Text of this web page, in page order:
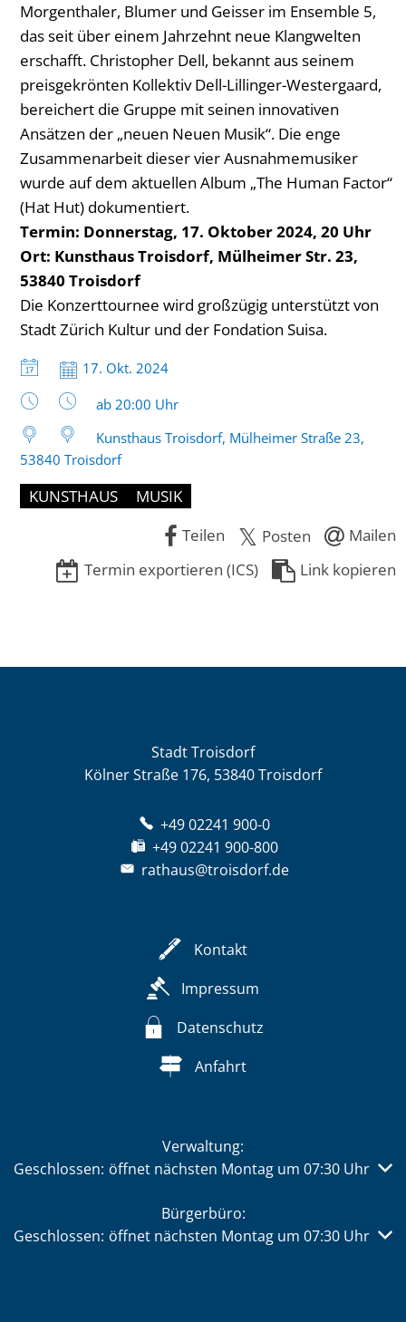
Morgenthaler, Blumer und Geisser im Ensemble 5,
das seit über einem Jahrzehnt neue Klangwelten
erschafft. Christopher Dell, bekannt aus seinem
preisgekrönten Kollektiv Dell-Lillinger-Westergaard,
bereichert die Gruppe mit seinen innovativen
Ansätzen der „neuen Neuen Musik“. Die enge
Zusammenarbeit dieser vier Ausnahmemusiker
wurde auf dem aktuellen Album „The Human Factor“
(Hat Hut) dokumentiert.
Termin: Donnerstag, 17. Oktober 2024, 20 Uhr
Ort: Kunsthaus Troisdorf, Mülheimer Str. 23,
53840 Troisdorf
Die Konzerttournee wird großzügig unterstützt von
Stadt Zürich Kultur und der Fondation Suisa.
Datum:
17. Okt. 2024
Uhrzeit:
ab 20:00 Uhr
Kunsthaus Troisdorf, Mülheimer Straße 23,
53840 Troisdorf
KUNSTHAUS
MUSIK
Teilen
Posten
Mailen
Termin exportieren (ICS)
Link kopieren
Stadt Troisdorf
Kölner Straße 176, 53840 Troisdorf
+49 02241 900-0
+49 02241 900-800
rathaus@troisdorf.de
Kontakt
Impressum
Datenschutz
Anfahrt
Verwaltung:
Klicken, um weitere Öffnungs- oder Schließzeiten
Geschlossen: öffnet nächsten Montag um 07:30 Uhr
Bürgerbüro:
Klicken, um weitere Öffnungs- oder Schließzeiten
Geschlossen: öffnet nächsten Montag um 07:30 Uhr